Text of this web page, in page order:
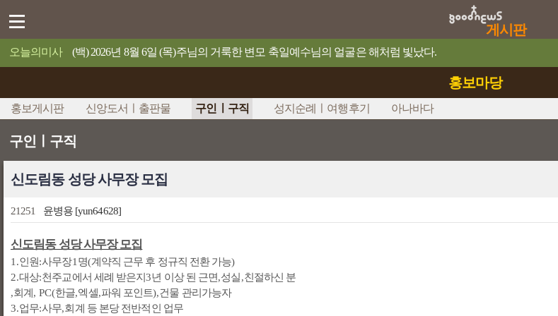
게시판
오늘의미사 (백) 2026년 8월 6일 (목)주님의 거룩한 변모 축일예수님의 얼굴은 해처럼 빛났다.
홍보마당
홍보게시판 신앙도서ㅣ출판물 구인ㅣ구직 성지순례ㅣ여행후기 아나바다
구인ㅣ구직
신도림동 성당 사무장 모집
21251 윤병용[yun64628]
신도림동 성당 사무장 모집
1.인원:사무장1 명(계약직 근무 후 정규직 전환 가능)
2.대상:천주교에서 세례 받은지3년 이상 된 근면,성실,친절하신 분
,회계 , PC(한글,엑셀,파워 포인트),건물 관리가능자
3.업무:사무,회계 등 본당 전반적인 업무